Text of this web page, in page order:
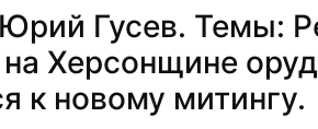
Гусев. Темы:
Херсонщине
к новому митингу.